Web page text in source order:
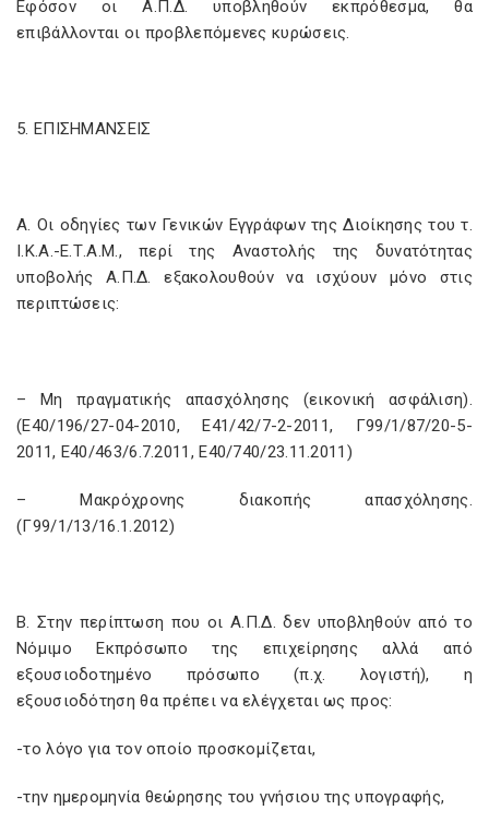
Εφόσον οι Α.Π.Δ. υποβληθούν εκπρόθεσμα, θα
επιβάλλονται οι προβλεπόμενες κυρώσεις.
5. ΕΠΙΣΗΜΑΝΣΕΙΣ
Α. Οι οδηγίες των Γενικών Εγγράφων της Διοίκησης του τ.
Ι.Κ.Α.-Ε.Τ.Α.Μ., περί της Αναστολής της δυνατότητας
υποβολής Α.Π.Δ. εξακολουθούν να ισχύουν μόνο στις
περιπτώσεις:
– Μη πραγματικής απασχόλησης (εικονική ασφάλιση).
(Ε40/196/27-04-2010, Ε41/42/7-2-2011, Γ99/1/87/20-5-
2011, Ε40/463/6.7.2011, Ε40/740/23.11.2011)
– Μακρόχρονης διακοπής απασχόλησης.
(Γ99/1/13/16.1.2012)
Β. Στην περίπτωση που οι Α.Π.Δ. δεν υποβληθούν από το
Νόμιμο Εκπρόσωπο της επιχείρησης αλλά από
εξουσιοδοτημένο πρόσωπο (π.χ. λογιστή), η
εξουσιοδότηση θα πρέπει να ελέγχεται ως προς:
-το λόγο για τον οποίο προσκομίζεται,
-την ημερομηνία θεώρησης του γνήσιου της υπογραφής,